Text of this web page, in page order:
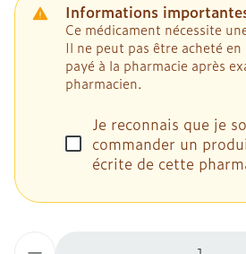
Informations
Ce médicament nécessite
Il ne peut pas être acheté
payé à la pharmacie après
pharmacien.
Je reconnais que je
commander un
écrite de cette